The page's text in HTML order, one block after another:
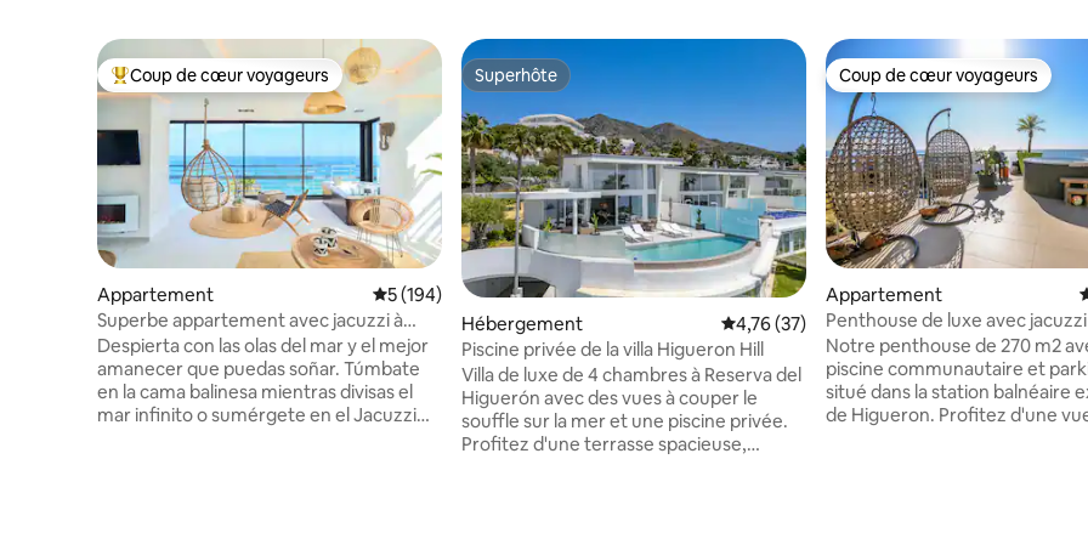
Coups de cœur voyageurs les plus appréciés
Coup de cœur voyageurs
Appartement Évaluation moyenne sur la base de 194 commentaires : 5 sur 5
5 (194)
Superbe appartement avec jacuzzi à
Savanna Beach
Despierta con las olas del mar y el mejor
amanecer que puedas soñar. Túmbate
en la cama balinesa mientras divisas el
mar infinito o sumérgete en el Jacuzzi
Superhôte
Superhôte
Hébergement Évaluation moyenne sur la base de 37
4,76 (37)
Piscine privée de la villa Higueron Hill
Villa de luxe de 4 chambres à Reserva del
Higuerón avec des vues à couper le
souffle sur la mer et une piscine privée.
Profitez d'une terrasse spacieuse,
Coup de cœur voyageurs
Coup de cœur voyageurs
Appartement
Penthouse de luxe avec
et vue sur la mer
Notre penthouse de 270 m2
piscine communautaire et
situé dans la station balnéaire
de Higueron. Profitez d'une